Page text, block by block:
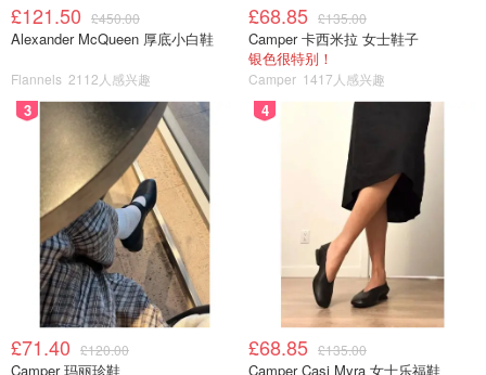
£121.50 £450.00
Alexander McQueen 厚底小白鞋
Flannels 2112人感兴趣
£68.85 £135.00
Camper 卡西米拉 女士鞋子
银色很特别！
Camper 1417人感兴趣
3
£71.40 £120.00
Camper 玛丽珍鞋
4
£68.85 £135.00
Camper Casi Myra 女士乐福鞋